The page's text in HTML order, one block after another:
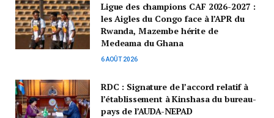
Ligue des champions CAF 2026-2027 :
les Aigles du Congo face à l’APR du
Rwanda, Mazembe hérite de
Medeama du Ghana
6 AOÛT 2026
RDC : Signature de l’accord relatif à
l’établissement à Kinshasa du bureau-
pays de l’AUDA-NEPAD